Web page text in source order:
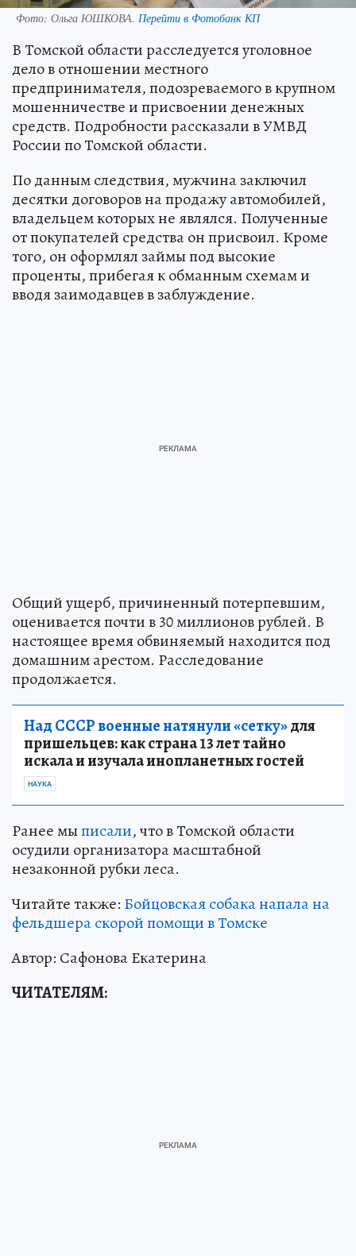
Фото: Ольга ЮШКОВА. Перейти в Фотобанк КП
В Томской области расследуется уголовное
дело в отношении местного
предпринимателя, подозреваемого в крупном
мошенничестве и присвоении денежных
средств. Подробности рассказали в УМВД
России по Томской области.
По данным следствия, мужчина заключил
десятки договоров на продажу автомобилей,
владельцем которых не являлся. Полученные
от покупателей средства он присвоил. Кроме
того, он оформлял займы под высокие
проценты, прибегая к обманным схемам и
вводя заимодавцев в заблуждение.
Общий ущерб, причиненный потерпевшим,
оценивается почти в 30 миллионов рублей. В
настоящее время обвиняемый находится под
домашним арестом. Расследование
продолжается.
Над СССР военные натянули «сетку»для
пришельцев: как страна 13 лет тайно
искала и изучала инопланетных гостей
НАУКА
Ранее мыписали, что в Томской области
осудили организатора масштабной
незаконной рубки леса.
Читайте также: Бойцовская собака напала на
фельдшера скорой помощи в Томске
Автор: Сафонова Екатерина
ЧИТАТЕЛЯМ: